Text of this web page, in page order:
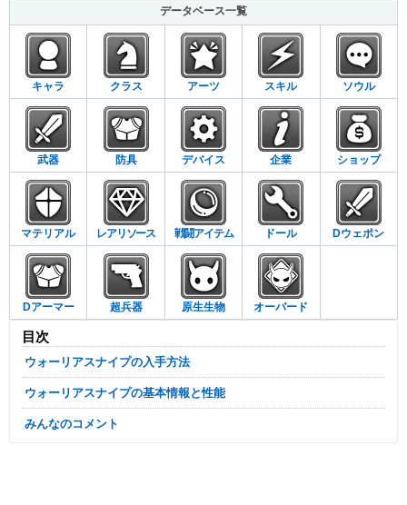
データベース一覧
キャラ クラス アーツ スキル ソウル
武器 防具 デバイス 企業 ショップ
マテリアル レアリソース 戦闘アイテム ドール Dウェポン
Dアーマー 超兵器 原生生物 オーバード
目次
ウォーリアスナイプの入手方法
ウォーリアスナイプの基本情報と性能
みんなのコメント